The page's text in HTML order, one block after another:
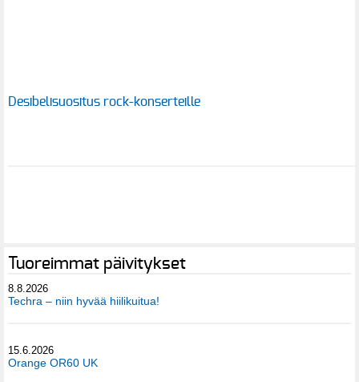
Desibelisuositus rock-konserteille
Tuoreimmat päivitykset
8.8.2026
Techra – niin hyvää hiilikuitua!
15.6.2026
Orange OR60 UK